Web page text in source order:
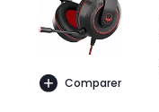
Comparer